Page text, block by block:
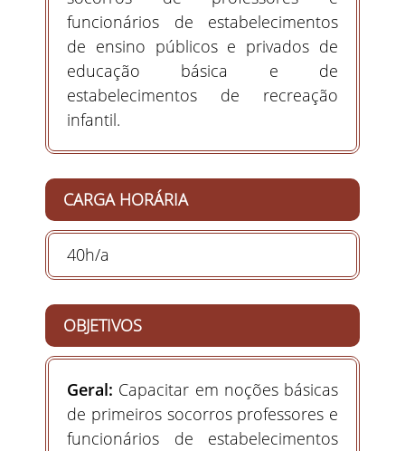
funcionários de estabelecimentos
de ensino públicos e privados de
educação básica e de
estabelecimentos de recreação
infantil.
CARGA HORÁRIA
40h/a
OBJETIVOS
Geral: Capacitar em noções básicas
de primeiros socorros professores e
funcionários de estabelecimentos